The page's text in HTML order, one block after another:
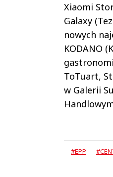
Xiaomi
Galaxy
nowych
KODANO
ToTuart,
w Galerii
#EPP